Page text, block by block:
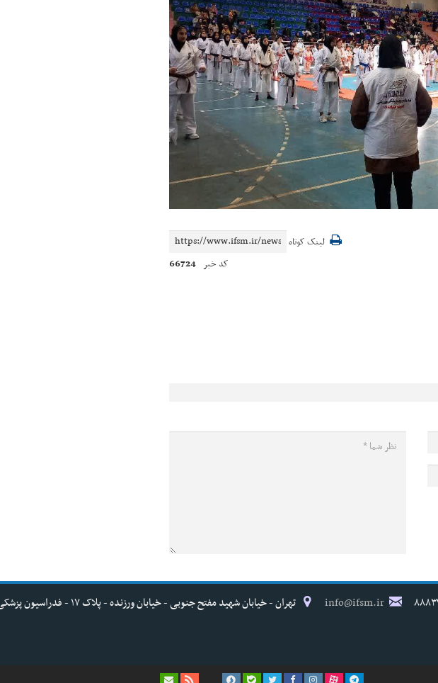
لینک کوتاه
کد خبر 66724
info@ifsm.ir تهران - خیابان شهید مفتح جنوبی - خیابان ورزنده - پلاک ۱۷ - فدراسیون پزشکی ورزشی